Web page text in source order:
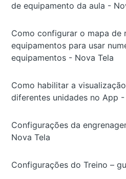
de equipamento da aula -
Como configurar o mapa de
equipamentos para usar
equipamentos - Nova Tela
Como habilitar a
diferentes unidades no App -
Configurações da
Nova Tela
Configurações do Treino –